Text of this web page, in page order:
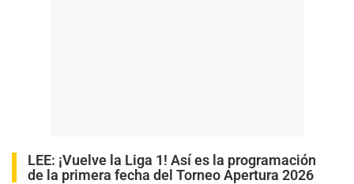
LEE: ¡Vuelve la Liga 1! Así es la programación
de la primera fecha del Torneo Apertura 2026